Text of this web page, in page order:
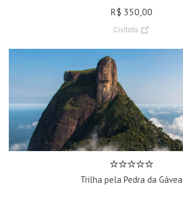
R$ 350,00
Civitatis
Trilha pela Pedra da Gávea